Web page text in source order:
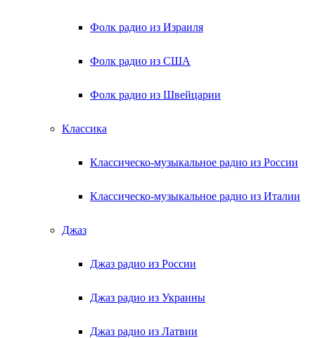
Фолк радио из Израиля
Фолк радио из США
Фолк радио из Швейцарии
Классика
Классическо-музыкальное радио из России
Классическо-музыкальное радио из Италии
Джаз
Джаз радио из России
Джаз радио из Украины
Джаз радио из Латвии